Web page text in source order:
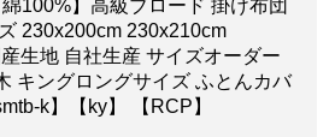
綿100%】高級ブロード 掛け布団
230x200cm 230x210cm
生地 自社生産 サイズオーダー
キングロングサイズ ふとんカバ
k】【ky】 【RCP】